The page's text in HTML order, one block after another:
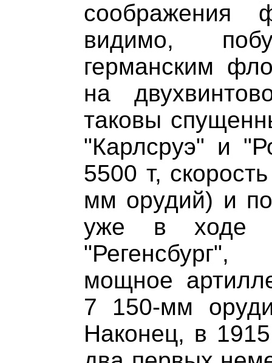
соображения
видимо,
германским
на
таковы
"Карлсруэ" и
5500 т,
мм орудий) и
уже в ходе
мощное
7 150-мм
Наконец, в